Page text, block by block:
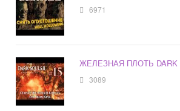
6971
ЖЕЛЕЗНАЯ ПЛОТЬ DARK
3089